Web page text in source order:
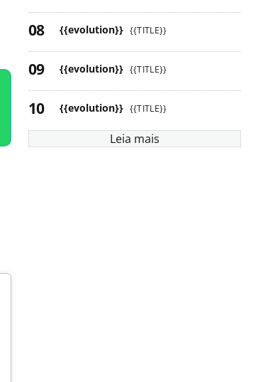
{{evolution}} {{TITLE}}
{{evolution}} {{TITLE}}
{{evolution}} {{TITLE}}
Leia mais